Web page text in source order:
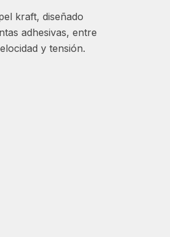
kraft, diseñado
adhesivas, entre
y tensión.